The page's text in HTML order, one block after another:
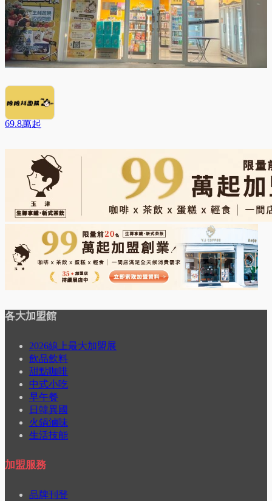
69.8萬起
各大加盟館
2026線上最大加盟展
飲品飲料
甜點咖啡
中式小吃
早午餐
日韓異國
火鍋滷味
生活技能
加盟服務
品牌刊登